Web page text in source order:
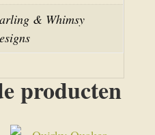
& Whimsy
producten